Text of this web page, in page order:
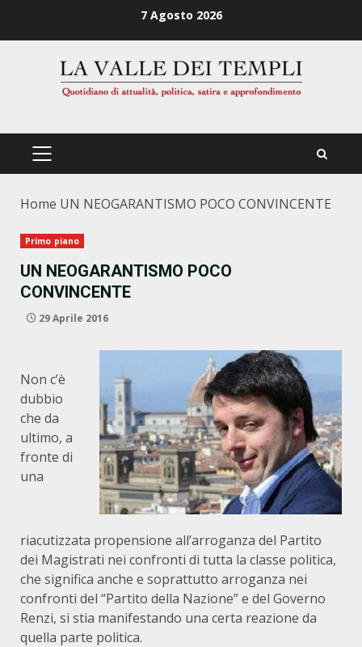
7 Agosto 2026
PRIMÄRES
Home UN NEOGARANTISMO POCO CONVINCENTE
Primo piano
UN NEOGARANTISMO POCO
CONVINCENTE
29 Aprile 2016
Non c’è
dubbio
che da
ultimo, a
fronte di
una
riacutizzata propensione all’arroganza del Partito
dei Magistrati nei confronti di tutta la classe politica,
che significa anche e soprattutto arroganza nei
confronti del “Partito della Nazione” e del Governo
Renzi, si stia manifestando una certa reazione da
quella parte politica.